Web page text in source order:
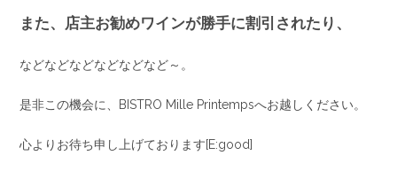
また、店主お勧めワインが勝手に割引されたり、
などなどなどなどなどなど～。
是非この機会に、BISTRO Mille Printempsへお越しください。
心よりお待ち申し上げております[E:good]